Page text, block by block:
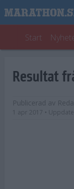
Start
Resultat
Publicerad av
1 apr 2017 •